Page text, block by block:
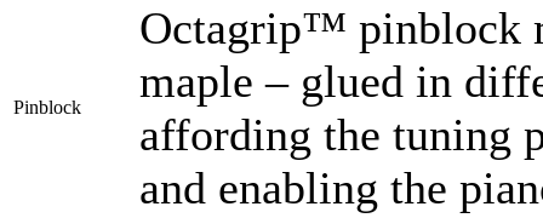
Pinblock
Octagrip™ pinblock
maple – glued in
affording the tuning
and enabling the